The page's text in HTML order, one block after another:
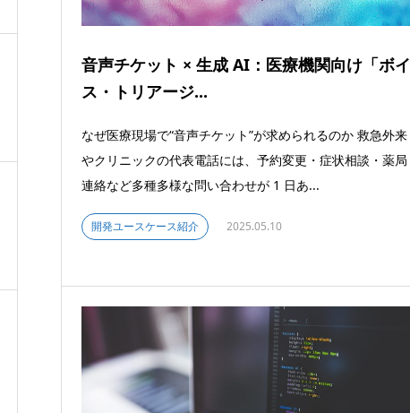
音声チケット × 生成 AI：医療機関向け「ボイ
ス・トリアージ...
なぜ医療現場で“音声チケット”が求められるのか 救急外来
やクリニックの代表電話には、予約変更・症状相談・薬局
連絡など多種多様な問い合わせが 1 日あ...
開発ユースケース紹介 2025.05.10